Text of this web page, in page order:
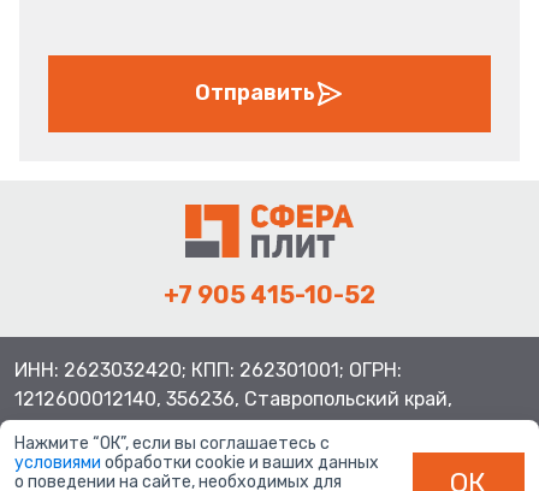
Отправить
+7 905 415-10-52
ИНН: 2623032420; КПП: 262301001; ОГРН:
1212600012140, 356236, Ставропольский край,
Нажмите “ОК”, если вы соглашаетесь с
условиями обработки cookie и ваших данных
о поведении на сайте, необходимых для
ОК